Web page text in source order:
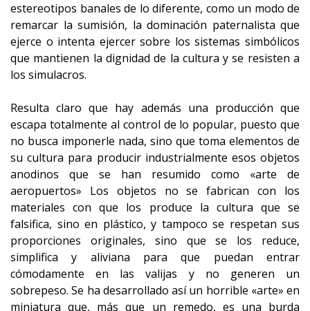
estereotipos banales de lo diferente, como un modo de
remarcar la sumisión, la dominación paternalista que
ejerce o intenta ejercer sobre los sistemas simbólicos
que mantienen la dignidad de la cultura y se resisten a
los simulacros.
Resulta claro que hay además una producción que
escapa totalmente al control de lo popular, puesto que
no busca imponerle nada, sino que toma elementos de
su cultura para producir industrialmente esos objetos
anodinos que se han resumido como «arte de
aeropuertos» Los objetos no se fabrican con los
materiales con que los produce la cultura que se
falsifica, sino en plástico, y tampoco se respetan sus
proporciones originales, sino que se los reduce,
simplifica y aliviana para que puedan entrar
cómodamente en las valijas y no generen un
sobrepeso. Se ha desarrollado así un horrible «arte» en
miniatura que, más que un remedo, es una burda